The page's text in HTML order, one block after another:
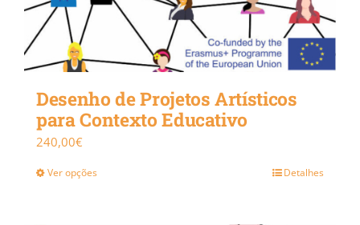
Desenho de Projetos Artísticos
para Contexto Educativo
240,00€
Ver opções Detalhes